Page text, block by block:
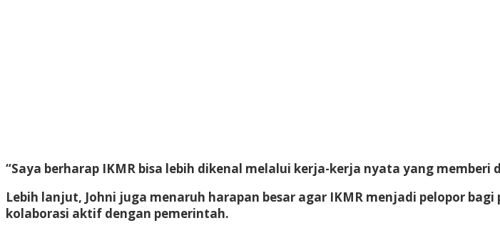
“Saya berharap IKMR bisa lebih dikenal melalui kerja-kerja nyata yang
Lebih lanjut, Johni juga menaruh harapan besar agar IKMR menjadi pelopor
kolaborasi aktif dengan pemerintah.